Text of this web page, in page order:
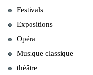
Festivals
Expositions
Opéra
Musique classique
théâtre